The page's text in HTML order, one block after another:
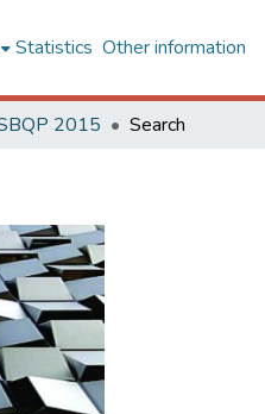
Statistics Other information
2015 Search